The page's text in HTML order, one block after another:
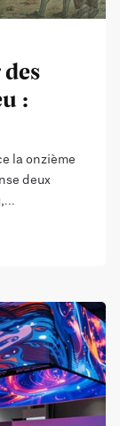
:
la onzième
deux